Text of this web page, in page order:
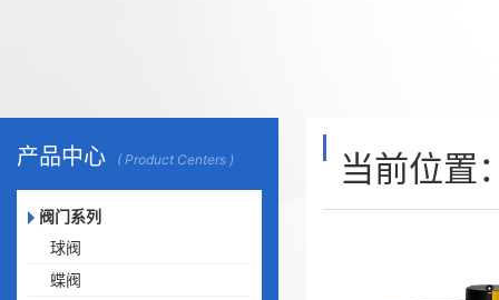
产品中心 ( Product Centers )
阀门系列
球阀
蝶阀
当前位置